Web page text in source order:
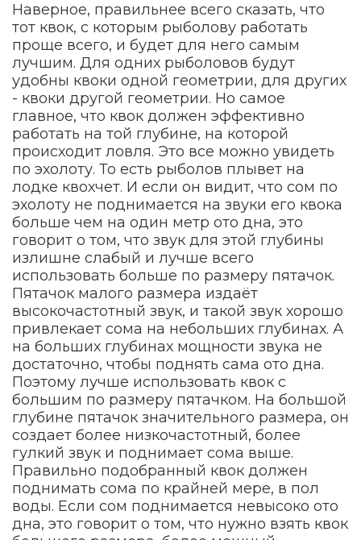
Наверное, правильнее всего сказать, что
тот квок, с которым рыболову работать
проще всего, и будет для него самым
лучшим. Для одних рыболовов будут
удобны квоки одной геометрии, для других
- квоки другой геометрии. Но самое
главное, что квок должен эффективно
работать на той глубине, на которой
происходит ловля. Это все можно увидеть
по эхолоту. То есть рыболов плывет на
лодке квохчет. И если он видит, что сом по
эхолоту не поднимается на звуки его квока
больше чем на один метр ото дна, это
говорит о том, что звук для этой глубины
излишне слабый и лучше всего
использовать больше по размеру пятачок.
Пятачок малого размера издаёт
высокочастотный звук, и такой звук хорошо
привлекает сома на небольших глубинах. А
на больших глубинах мощности звука не
достаточно, чтобы поднять сама ото дна.
Поэтому лучше использовать квок с
большим по размеру пятачком. На большой
глубине пятачок значительного размера, он
создает более низкочастотный, более
гулкий звук и поднимает сома выше.
Правильно подобранный квок должен
поднимать сома по крайней мере, в пол
воды. Если сом поднимается невысоко ото
дна, это говорит о том, что нужно взять квок